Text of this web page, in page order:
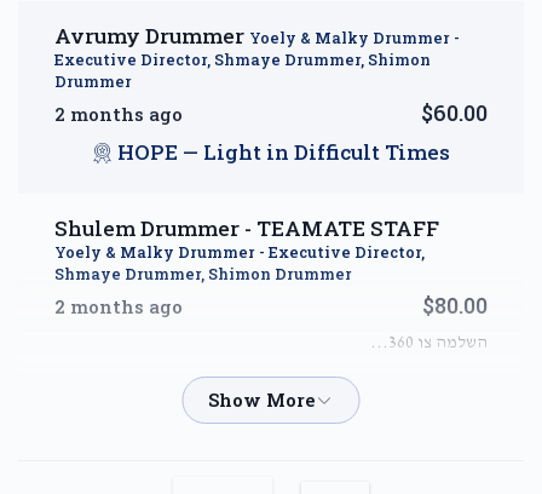
$5,000.00
Avrumy Drummer Yoely & Malky Drummer -
Executive Director, Shmaye Drummer, Shimon
Drummer
2 months ago $60.00
HOPE — Light in Difficult Times
Shulem Drummer - TEAMATE STAFF
Yoely & Malky Drummer - Executive Director,
Shmaye Drummer, Shimon Drummer
2 months ago $80.00
השלמה צו 360...
Shulem Drummer - TEAMATE STAFF